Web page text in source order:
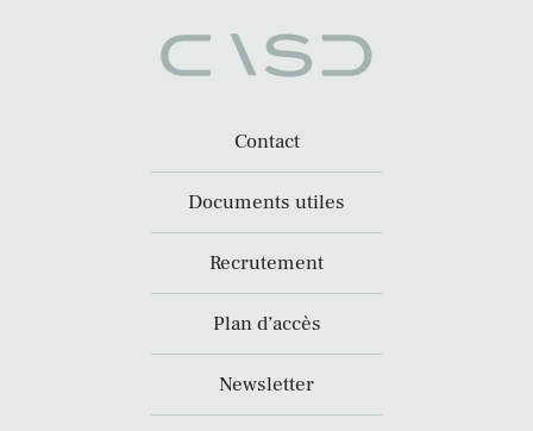
Contact
Documents utiles
Recrutement
Plan d’accès
Newsletter